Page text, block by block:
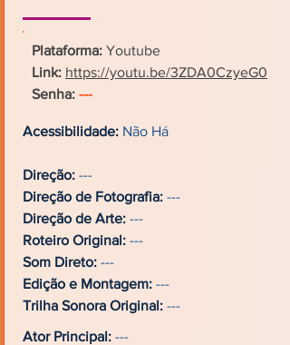
Plataforma: Youtube
Link: https://youtu.be/3ZDA0CzyeG0
Senha: ---
Acessibilidade: Não Há
Direção: ---
Direção de Fotografia: ---
Direção de Arte: ---
Roteiro Original: ---
Som Direto: ---
Edição e Montagem: ---
Trilha Sonora Original: ---
Ator Principal: ---